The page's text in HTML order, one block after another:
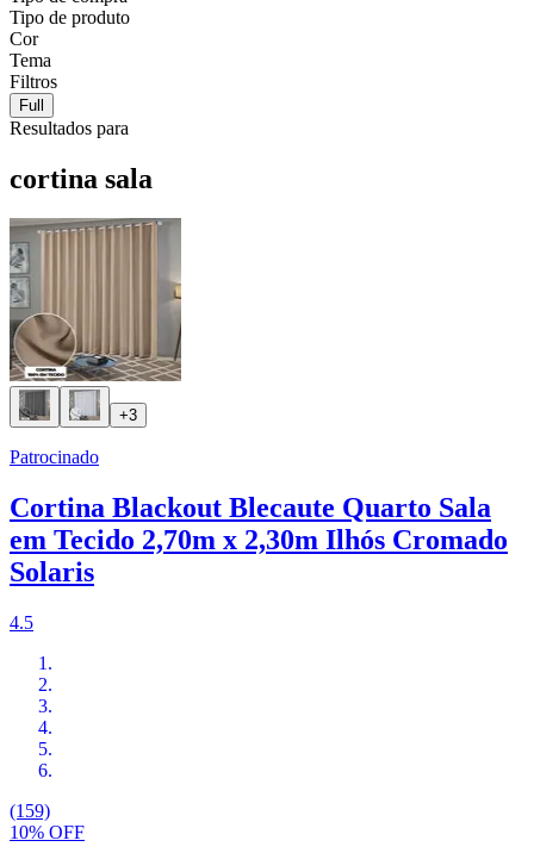
Tipo de produto
Cor
Tema
Filtros
Full
Resultados para
cortina sala
+3
Patrocinado
Cortina Blackout Blecaute Quarto Sala
em Tecido 2,70m x 2,30m Ilhós Cromado
Solaris
4.5
(159)
10% OFF